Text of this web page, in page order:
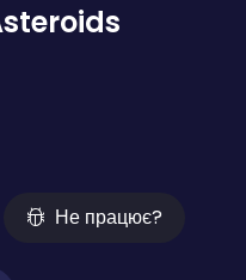
Не працює?